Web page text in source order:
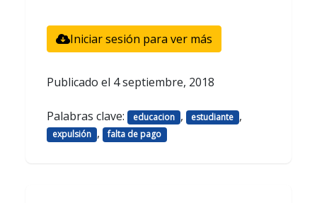
Iniciar sesión para ver más
Publicado el 4 septiembre, 2018
Palabras clave: educacion , estudiante ,
expulsión , falta de pago